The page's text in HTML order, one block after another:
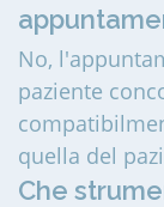
No,
paziente
quella del
Che